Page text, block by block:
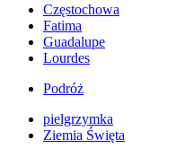
Częstochowa
Fatima
Guadalupe
Lourdes
Podróż
pielgrzymka
Ziemia Święta